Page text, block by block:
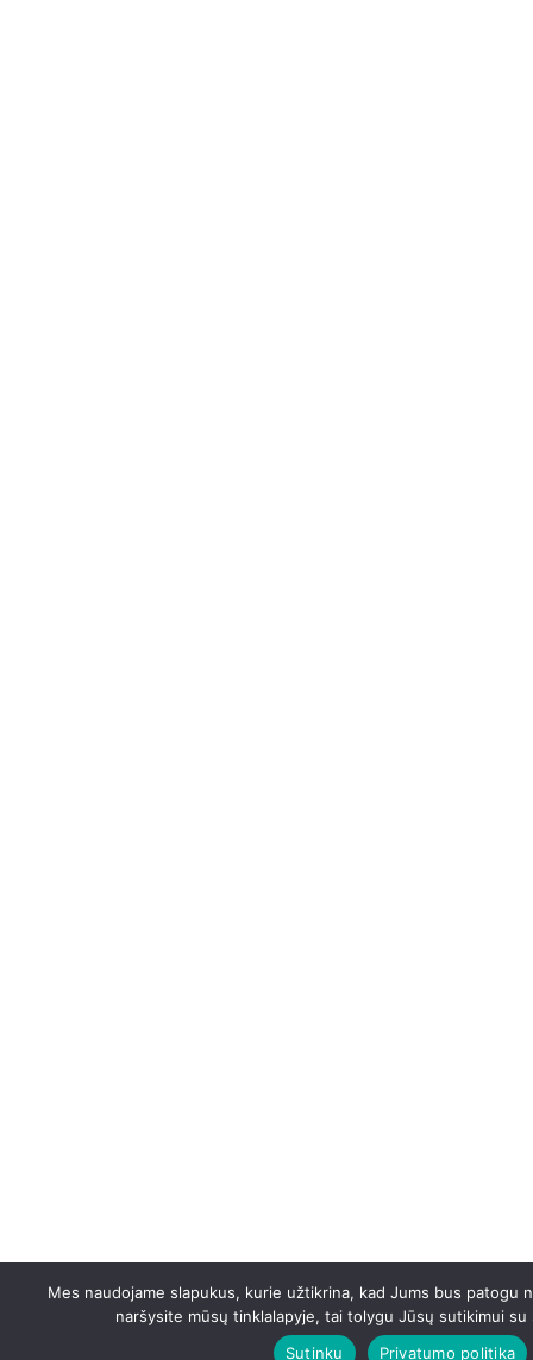
Mes naudojame slapukus, kurie užtikrina, kad Jums bus patogu
naršysite mūsų tinklalapyje, tai tolygu Jūsų sutikimui su
Sutinku
Privatumo politika